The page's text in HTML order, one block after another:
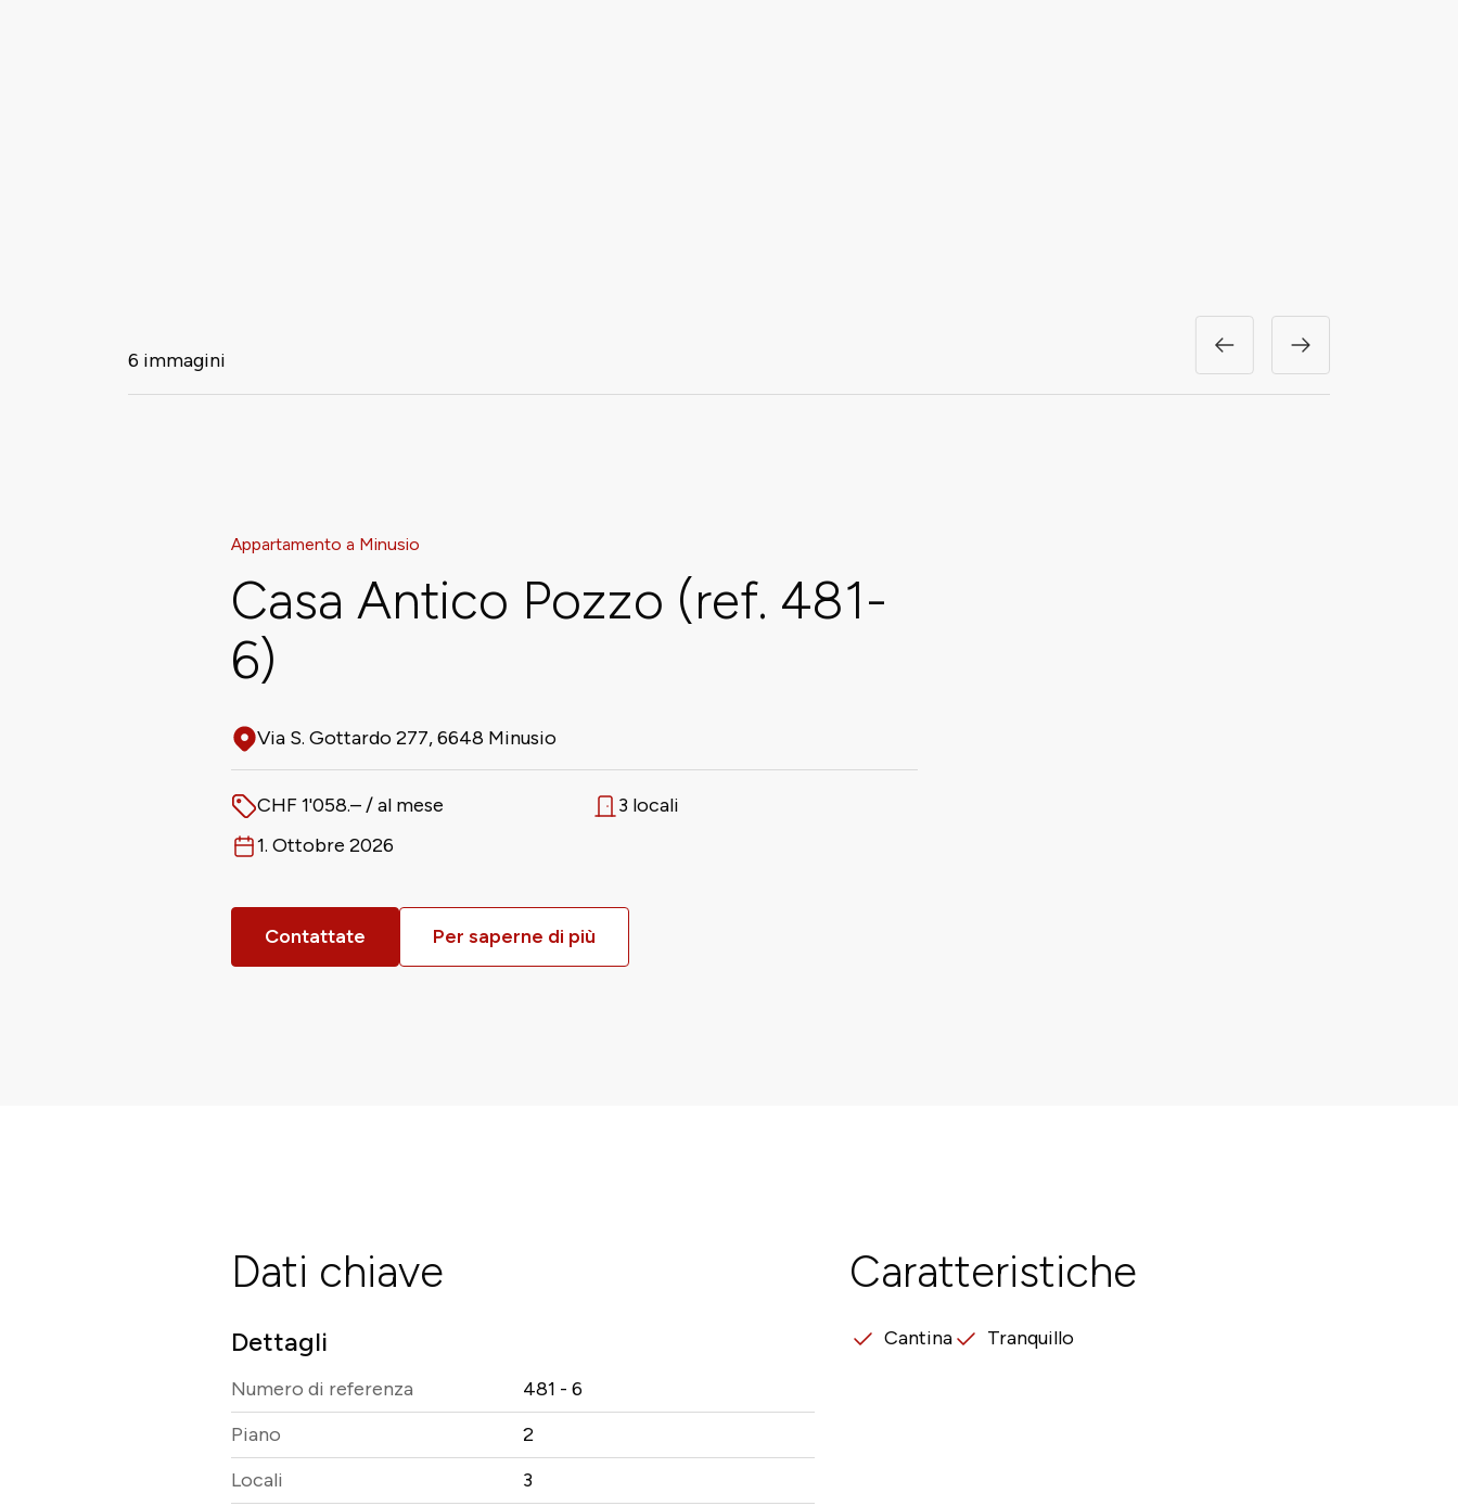
6 immagini
Appartamento a Minusio
Casa Antico Pozzo (ref. 481-
6)
Adresse
Via S. Gottardo 277, 6648 Minusio
Prezzo
CHF 1'058.– / al mese Numero di locali
3 locali
Disponibile da
1. Ottobre 2026
Contattate Per saperne di più
Dati chiave
Dettagli
Numero di referenza
481 - 6
Piano
2
Locali
3
Caratteristiche
Cantina Tranquillo